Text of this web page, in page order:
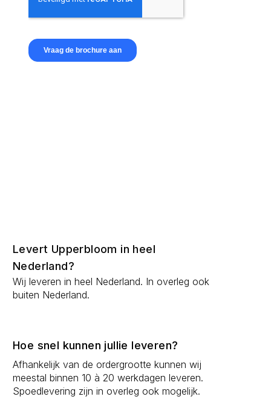
Levert Upperbloom in heel
Nederland?
Wij leveren in heel Nederland. In overleg ook
buiten Nederland.
Hoe snel kunnen jullie leveren?
Afhankelijk van de ordergrootte kunnen wij
meestal binnen 10 à 20 werkdagen leveren.
Spoedlevering zijn in overleg ook mogelijk.